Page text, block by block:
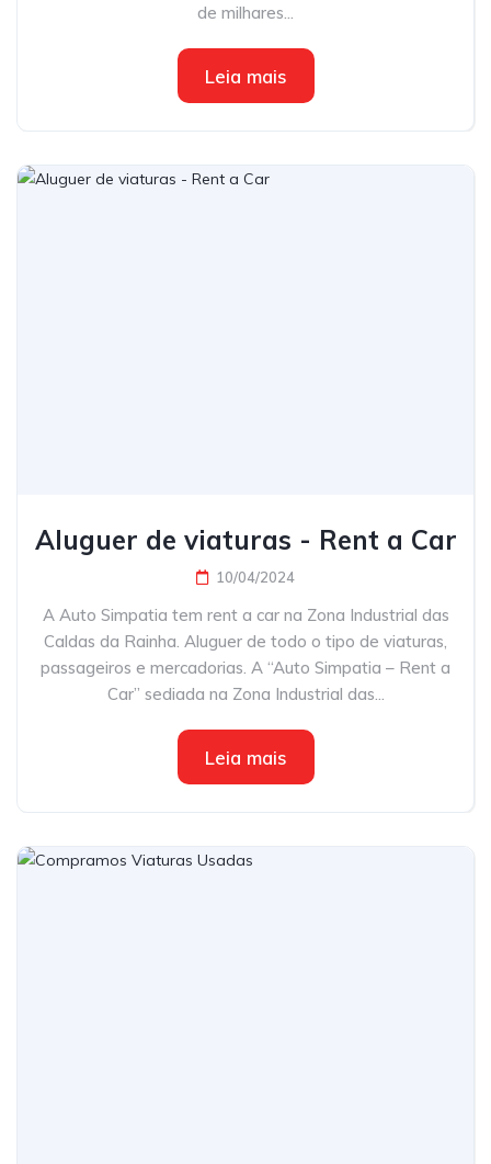
de milhares...
Leia mais
Aluguer de viaturas - Rent a Car
10/04/2024
A Auto Simpatia tem rent a car na Zona Industrial das
Caldas da Rainha. Aluguer de todo o tipo de viaturas,
passageiros e mercadorias. A “Auto Simpatia – Rent a
Car” sediada na Zona Industrial das...
Leia mais